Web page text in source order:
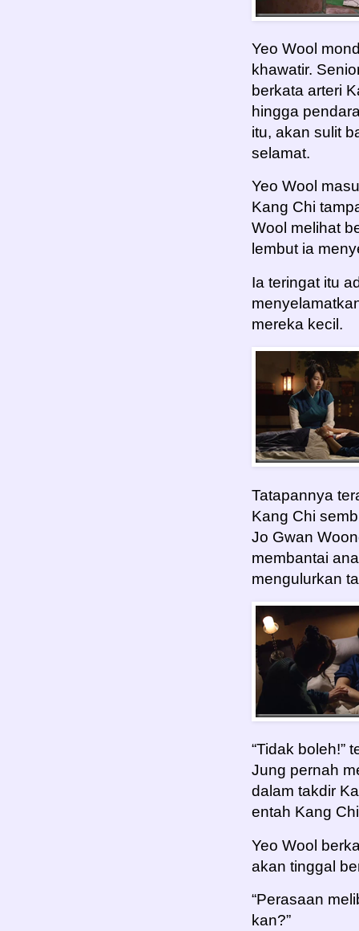
Yeo Wool
khawatir.
berkata arteri
hingga
itu, akan sulit
selamat.
Yeo Wool
Kang Chi
Wool melihat
lembut ia
Ia teringat itu
mereka kecil.
Tatapannya
Kang Chi
Jo Gwan
membantai
mengulurkan
“Tidak boleh!”
Jung pernah
dalam takdir
entah Kang
Yeo Wool
akan tinggal
“Perasaan
kan?”